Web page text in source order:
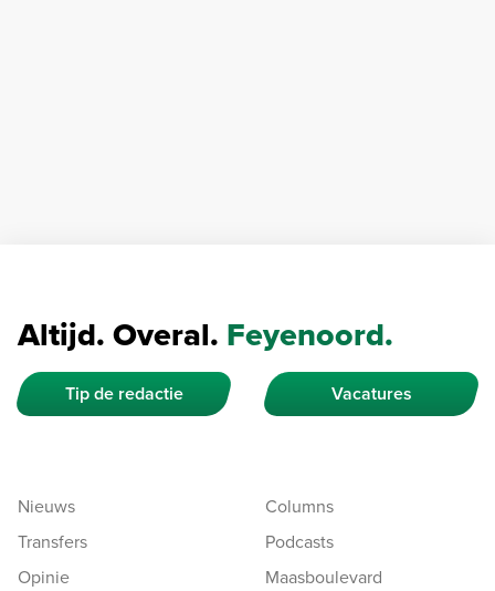
Altijd. Overal. Feyenoord.
Tip de redactie Vacatures
Nieuws
Transfers
Opinie
Columns
Podcasts
Maasboulevard